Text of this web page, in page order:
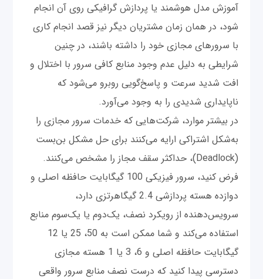
آموزش مدل هوشمند یا پردازش گرافیکی روی آن انجام
شود، در همان زمان مشتریان دیگر نیز قصد انجام کاری
با سرورهای مجازی خود را داشته باشند، در چنین
شرایطی به دلیل عدم وجود منابع کافی سرور با اختلال و
افت شدید سرعت و پاسخ‌گویی روبرو می‌شود که
ناپایداری شدیدی را به وجود می‌آورد.
در بیشتر موارد، شرکت‌هایی که خدمات سرور مجازی را
به‌شکل اشتراکی ارایه می‌کنند برای حل مشکل بن‌بست
(Deadlock)، حداکثر سقف مجاز را مشخص می‌کنند.
فرض کنید، سرور فیزیکی 100 گیگابایت حافظه اصلی و
دوازده هسته پردازشی 2.4 گیگاهرتزی دارد،
سرویس‌دهنده از رویکرد نصف، یک‌دوم یا یک‌سوم منابع
استفاده می‌کند و شما ممکن است به 50، 25 یا 12
گیگابایت حافظه اصلی و 6، 3 یا 1 هسته مجازی
دسترسی پیدا کنید که درست نصف منابع سرور واقعی